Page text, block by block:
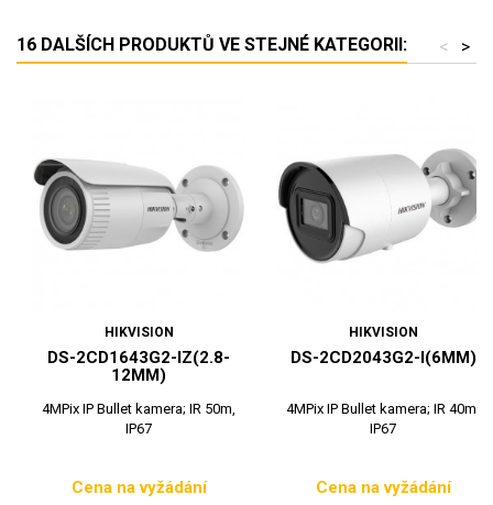
16 DALŠÍCH PRODUKTŮ VE STEJNÉ KATEGORII: >
<
HIKVISION
DS-2CD1643G2-IZ(2.8-
12MM)
4MPix IP Bullet kamera; IR 50m,
IP67
Cena
Cena na vyžádání
HIKVISION
DS-2CD2043G2-I(6MM)
4MPix IP Bullet kamera; IR 40m,
IP67
Cena
Cena na vyžádání